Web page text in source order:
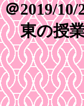
＠2019/10/
東の授